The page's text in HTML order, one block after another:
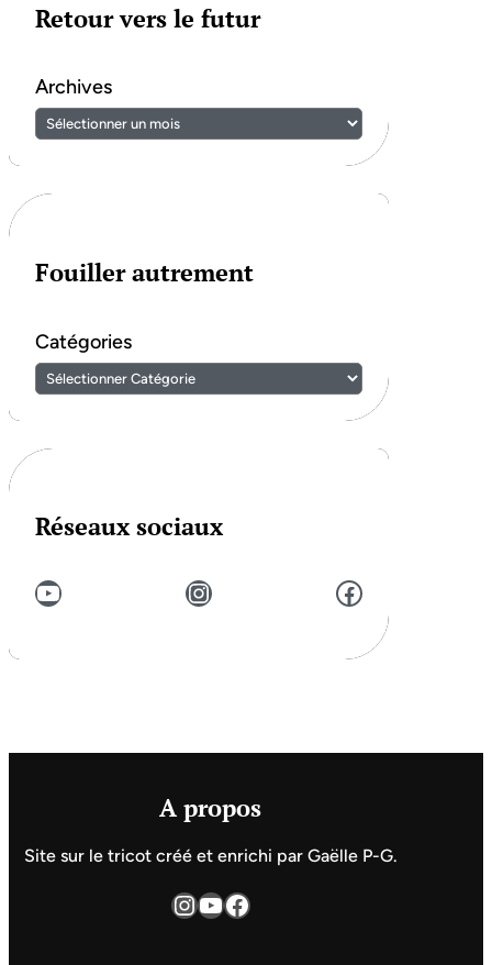
Retour vers le futur
Archives
Fouiller autrement
Catégories
Réseaux sociaux
YouTube Instagram Facebook
A propos
Site sur le tricot créé et enrichi par Gaëlle P-G.
InstagramYouTube Facebook